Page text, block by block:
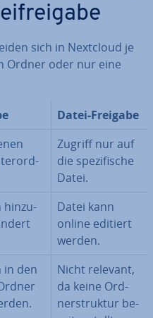
sich in Nextcloud je
Ordner oder nur eine
Datei-Freigabe
Zugriff nur auf
die spe­zi­fi­sche
Datei.
hin­zu­
Datei kann
online editiert
werden.
in den
Nicht relevant,
da keine Ord­
ner­struk­tur be­